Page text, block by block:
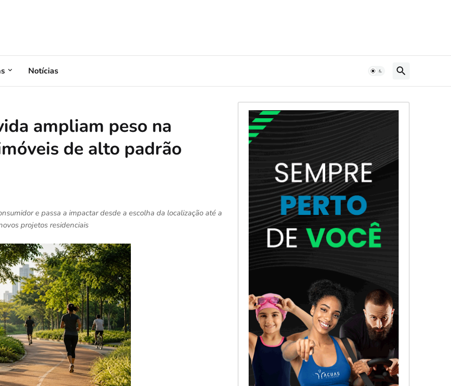
Notícias
ampliam peso na
de alto padrão
e passa a impactar desde a escolha da localização até a
projetos residenciais